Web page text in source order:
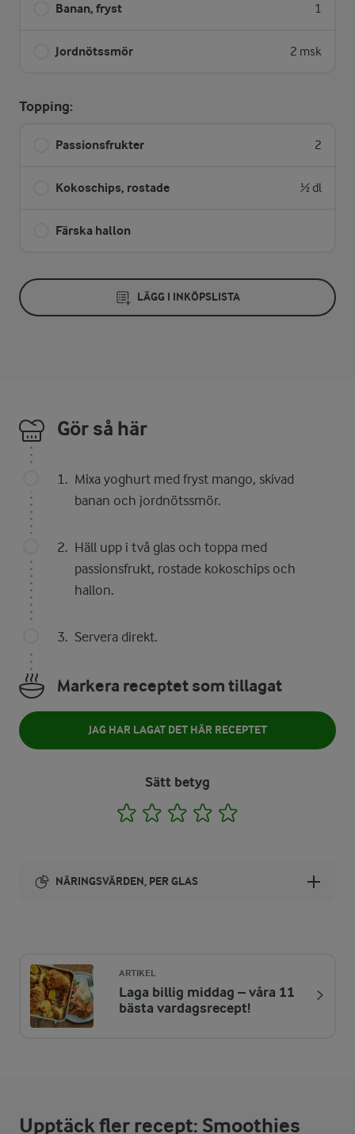
Banan, fryst 1
Jordnötssmör 2 msk
Topping:
Passionsfrukter 2
Kokoschips, rostade ½ dl
Färska hallon
LÄGG I INKÖPSLISTA
Gör så här
Mixa yoghurt med fryst mango, skivad
banan och jordnötssmör.
Häll upp i två glas och toppa med
passionsfrukt, rostade kokoschips och
hallon.
Servera direkt.
Markera receptet som tillagat
JAG HAR LAGAT DET HÄR RECEPTET
Sätt betyg
1 2 3 4
NÄRINGSVÄRDEN, PER GLAS
ENERGIDISTRIBUTION %
NÄRINGSVÄRDEN PER GLAS
Fett:
39,4 %
21,4 g
ARTIKEL
Laga billig middag – våra 11
bästa vardagsrecept!
Upptäck fler recept: Smoothies